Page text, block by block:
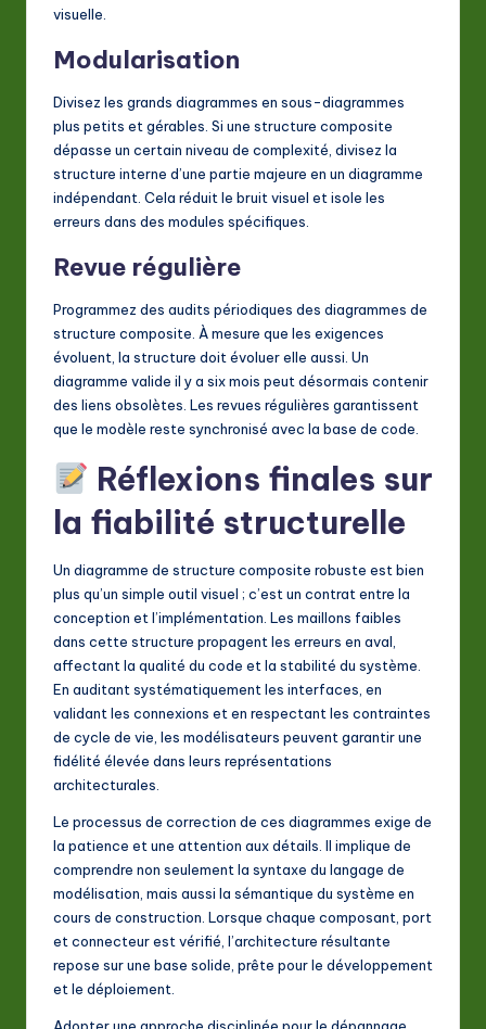
visuelle.
Modularisation
Divisez les grands diagrammes en sous-diagrammes
plus petits et gérables. Si une structure composite
dépasse un certain niveau de complexité, divisez la
structure interne d’une partie majeure en un diagramme
indépendant. Cela réduit le bruit visuel et isole les
erreurs dans des modules spécifiques.
Revue régulière
Programmez des audits périodiques des diagrammes de
structure composite. À mesure que les exigences
évoluent, la structure doit évoluer elle aussi. Un
diagramme valide il y a six mois peut désormais contenir
des liens obsolètes. Les revues régulières garantissent
que le modèle reste synchronisé avec la base de code.
Réflexions finales sur
la fiabilité structurelle
Un diagramme de structure composite robuste est bien
plus qu’un simple outil visuel ; c’est un contrat entre la
conception et l’implémentation. Les maillons faibles
dans cette structure propagent les erreurs en aval,
affectant la qualité du code et la stabilité du système.
En auditant systématiquement les interfaces, en
validant les connexions et en respectant les contraintes
de cycle de vie, les modélisateurs peuvent garantir une
fidélité élevée dans leurs représentations
architecturales.
Le processus de correction de ces diagrammes exige de
la patience et une attention aux détails. Il implique de
comprendre non seulement la syntaxe du langage de
modélisation, mais aussi la sémantique du système en
cours de construction. Lorsque chaque composant, port
et connecteur est vérifié, l’architecture résultante
repose sur une base solide, prête pour le développement
et le déploiement.
Adopter une approche disciplinée pour le dépannage